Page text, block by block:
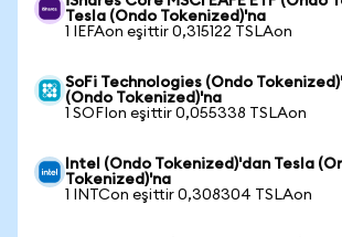
Tesla (Ondo Tokenized)'na
1 IEFAon eşittir 0,315122 TSLAon
SoFi Technologies (Ondo
(Ondo Tokenized)'na
1 SOFIon eşittir 0,055338 TSLAon
Intel (Ondo Tokenized)'dan Tesla
Tokenized)'na
1 INTCon eşittir 0,308304 TSLAon